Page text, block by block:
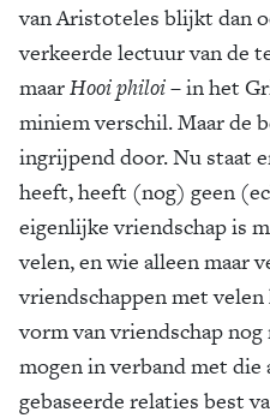
van Aristoteles blijkt dan
verkeerde lectuur van de
maarHooi philoi– in het
miniem verschil. Maar de
ingrijpend door. Nu staat
heeft, heeft (nog) geen
eigenlijke vriendschap is
velen, en wie alleen maar
vriendschappen met
vorm van vriendschap
mogen in verband met
gebaseerde relaties best